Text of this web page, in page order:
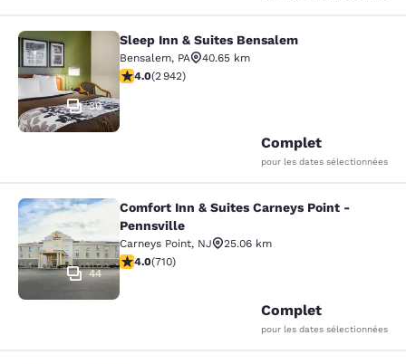
Sleep Inn & Suites Bensalem
30
Sleep Inn & Suites Bensalem
Bensalem, PA
40.65 km
4.05 étoiles. Très Bien. 2942 commentaires
4.0(2 942)
Complet
pour les dates sélectionnées
Comfort Inn & Suites Carneys
44
Comfort Inn & Suites Carneys Point -
Pennsville
Carneys Point, NJ
25.06 km
4 étoiles. Très Bien. 710 commentaires
4.0(710)
Complet
pour les dates sélectionnées